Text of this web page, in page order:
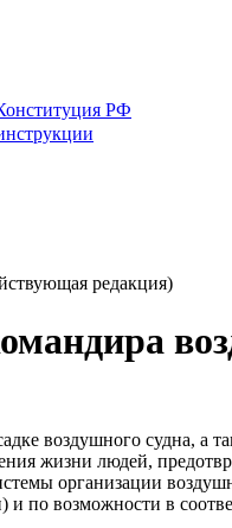
РФ
редакция)
воздушного судна,
жизни людей,
организации
по возможности в